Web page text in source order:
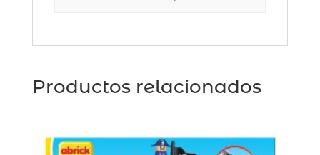
Productos relacionados